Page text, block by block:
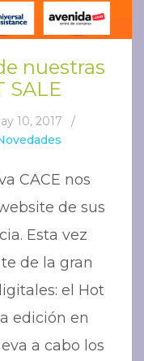
nuestras
SALE
10, 2017
/
CACE nos
de sus
Esta vez
de la gran
el Hot
edición en
a cabo los